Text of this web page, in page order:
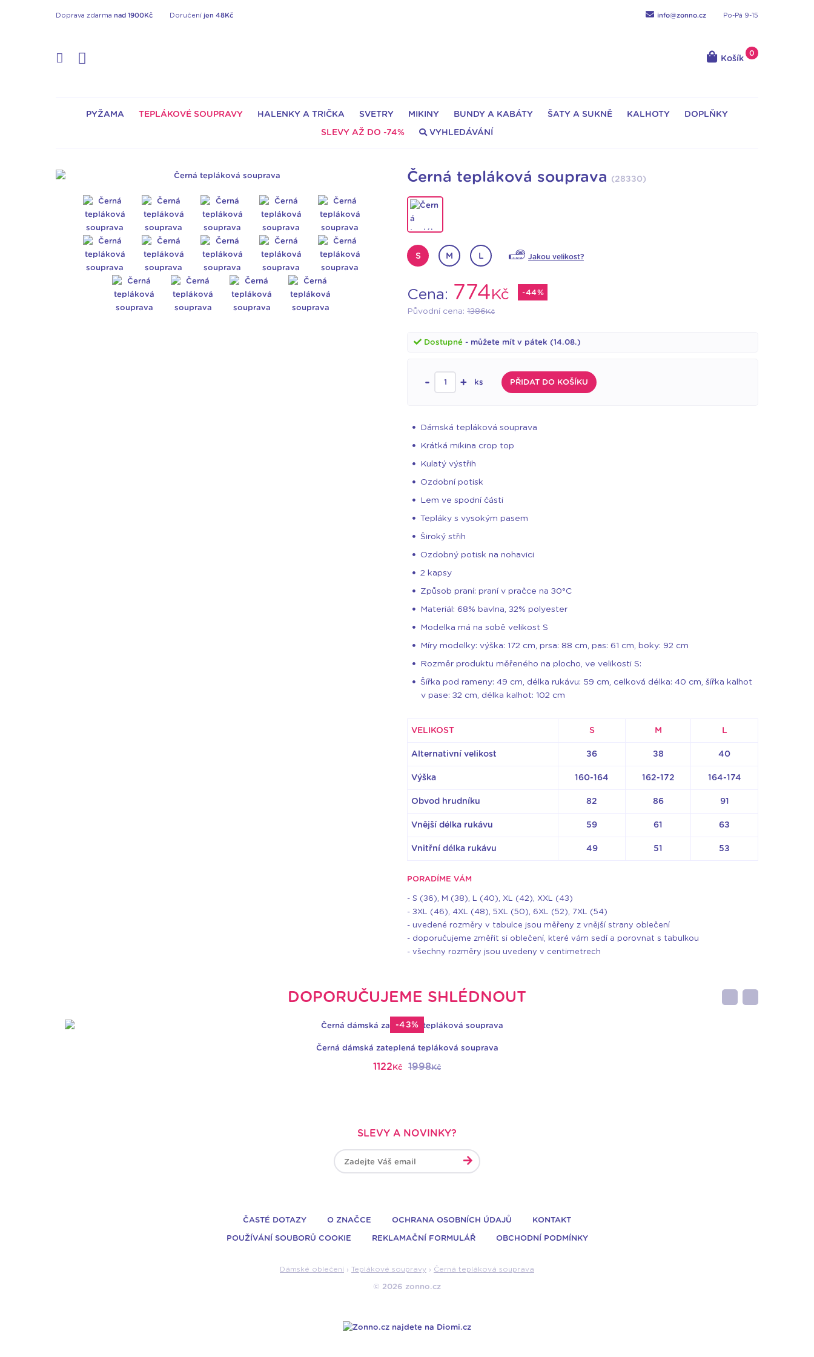
Doprava zdarma nad 1900Kč Doručení jen 48Kč info@zonno.cz Po-Pá 9-15
Košík
0
PYŽAMA TEPLÁKOVÉ SOUPRAVY HALENKY A TRIČKA SVETRY MIKINY BUNDY A KABÁTY ŠATY A SUKNĚ KALHOTY DOPLŇKY
SLEVY AŽ DO -74% VYHLEDÁVÁNÍ
Černá tepláková souprava (28330)
S M L Jakou velikost?
Cena: 774Kč -44%
Původní cena: 1386Kč
Dostupné - můžete mít v pátek (14.08.)
- + ks PŘIDAT DO KOŠÍKU
Dámská tepláková souprava
Krátká mikina crop top
Kulatý výstřih
Ozdobní potisk
Lem ve spodní části
Tepláky s vysokým pasem
Široký střih
Ozdobný potisk na nohavici
2 kapsy
Způsob praní: praní v pračce na 30°C
Materiál: 68% bavlna, 32% polyester
Modelka má na sobě velikost S
Míry modelky: výška: 172 cm, prsa: 88 cm, pas: 61 cm, boky: 92 cm
Rozměr produktu měřeného na plocho, ve velikosti S:
Šířka pod rameny: 49 cm, délka rukávu: 59 cm, celková délka: 40 cm, šířka kalhot
v pase: 32 cm, délka kalhot: 102 cm
VELIKOST S M L
Alternativní velikost 36 38 40
Výška 160-164 162-172 164-174
Obvod hrudníku 82 86 91
Vnější délka rukávu 59 61 63
Vnitřní délka rukávu 49 51 53
PORADÍME VÁM
- S (36), M (38), L (40), XL (42), XXL (43)
- 3XL (46), 4XL (48), 5XL (50), 6XL (52), 7XL (54)
- uvedené rozměry v tabulce jsou měřeny z vnější strany oblečení
- doporučujeme změřit si oblečení, které vám sedí a porovnat s tabulkou
- všechny rozměry jsou uvedeny v centimetrech
DOPORUČUJEME SHLÉDNOUT
-43%
Černá dámská zateplená tepláková souprava
1122Kč 1998Kč
SLEVY A NOVINKY?
ČASTÉ DOTAZY O ZNAČCE OCHRANA OSOBNÍCH ÚDAJŮ KONTAKT
POUŽÍVÁNÍ SOUBORŮ COOKIE REKLAMAČNÍ FORMULÁŘ OBCHODNÍ PODMÍNKY
Dámské oblečení › Teplákové soupravy › Černá tepláková souprava
© 2026 zonno.cz